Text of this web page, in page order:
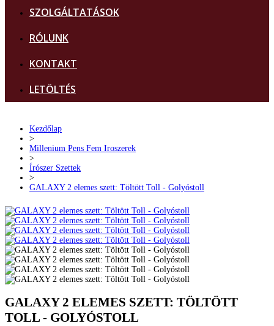
SZOLGÁLTATÁSOK
RÓLUNK
KONTAKT
LETÖLTÉS
Kezdőlap
>
Millenium Pens Fem Iroszerek
>
Írószer Szettek
>
GALAXY 2 elemes szett: Töltött Toll - Golyóstoll
GALAXY 2 ELEMES SZETT: TÖLTÖTT
TOLL - GOLYÓSTOLL